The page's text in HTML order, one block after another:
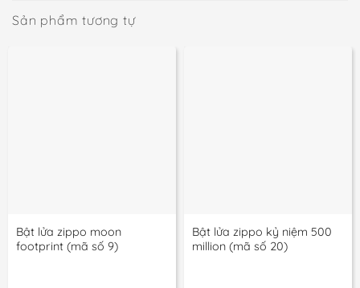
Sản phẩm tương tự
Bật lửa zippo moon
footprint (mã số 9)
Bật lửa zippo kỷ niệm 500
million (mã số 20)